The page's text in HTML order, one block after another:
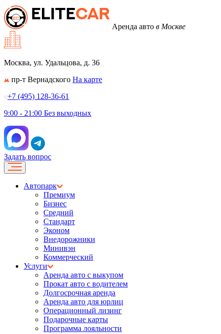
Аренда авто в Москве
Москва, ул. Удальцова, д. 36
пр-т ВернадскогоНа карте
+7 (495) 128-36-61
9:00 - 21:00 Без выходных
Задать вопрос
Автопарк
Премиум
Бизнес
Средний
Стандарт
Эконом
Внедорожники
Минивэн
Коммерческий
Услуги
Аренда авто с выкупом
Прокат авто с водителем
Долгосрочная аренда
Аренда авто для юрлиц
Операционный лизинг
Подарочные карты
Программа лояльности